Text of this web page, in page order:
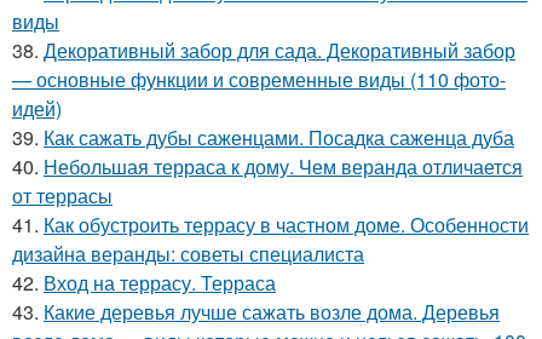
виды
38. Декоративный забор для сада. Декоративный забор
— основные функции и современные виды (110 фото-
идей)
39. Как сажать дубы саженцами. Посадка саженца дуба
40. Небольшая терраса к дому. Чем веранда отличается
от террасы
41. Как обустроить террасу в частном доме. Особенности
дизайна веранды: советы специалиста
42. Вход на террасу. Терраса
43. Какие деревья лучше сажать возле дома. Деревья